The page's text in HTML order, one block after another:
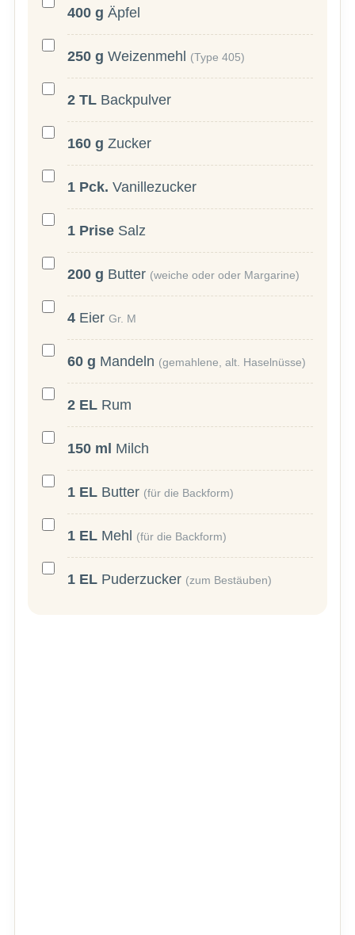
400 g Äpfel
250 g Weizenmehl (Type 405)
2 TL Backpulver
160 g Zucker
1 Pck. Vanillezucker
1 Prise Salz
200 g Butter (weiche oder oder Margarine)
4 Eier Gr. M
60 g Mandeln (gemahlene, alt. Haselnüsse)
2 EL Rum
150 ml Milch
1 EL Butter (für die Backform)
1 EL Mehl (für die Backform)
1 EL Puderzucker (zum Bestäuben)